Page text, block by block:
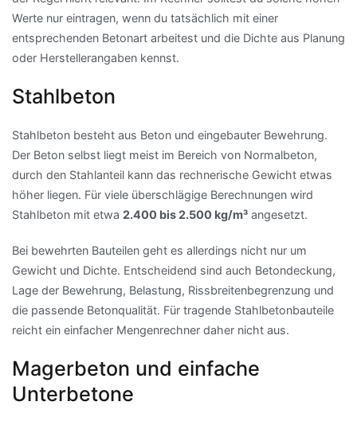
Werte nur eintragen, wenn du tatsächlich mit einer
entsprechenden Betonart arbeitest und die Dichte aus Planung
oder Herstellerangaben kennst.
Stahlbeton
Stahlbeton besteht aus Beton und eingebauter Bewehrung.
Der Beton selbst liegt meist im Bereich von Normalbeton,
durch den Stahlanteil kann das rechnerische Gewicht etwas
höher liegen. Für viele überschlägige Berechnungen wird
Stahlbeton mit etwa 2.400 bis 2.500 kg/m³ angesetzt.
Bei bewehrten Bauteilen geht es allerdings nicht nur um
Gewicht und Dichte. Entscheidend sind auch Betondeckung,
Lage der Bewehrung, Belastung, Rissbreitenbegrenzung und
die passende Betonqualität. Für tragende Stahlbetonbauteile
reicht ein einfacher Mengenrechner daher nicht aus.
Magerbeton und einfache
Unterbetone